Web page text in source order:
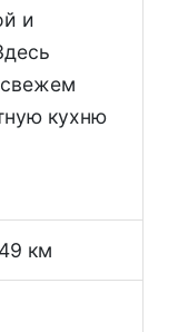
и
кухню
км